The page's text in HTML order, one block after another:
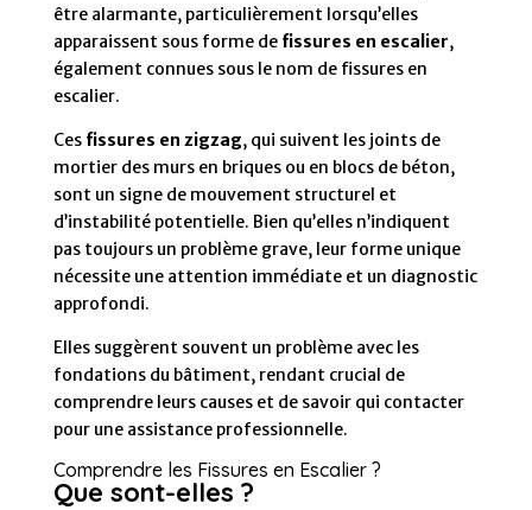
être alarmante, particulièrement lorsqu’elles
apparaissent sous forme de fissures en escalier,
également connues sous le nom de fissures en
escalier.
Ces fissures en zigzag, qui suivent les joints de
mortier des murs en briques ou en blocs de béton,
sont un signe de mouvement structurel et
d’instabilité potentielle. Bien qu’elles n’indiquent
pas toujours un problème grave, leur forme unique
nécessite une attention immédiate et un diagnostic
approfondi.
Elles suggèrent souvent un problème avec les
fondations du bâtiment, rendant crucial de
comprendre leurs causes et de savoir qui contacter
pour une assistance professionnelle.
Comprendre les Fissures en Escalier ?
Que sont-elles ?